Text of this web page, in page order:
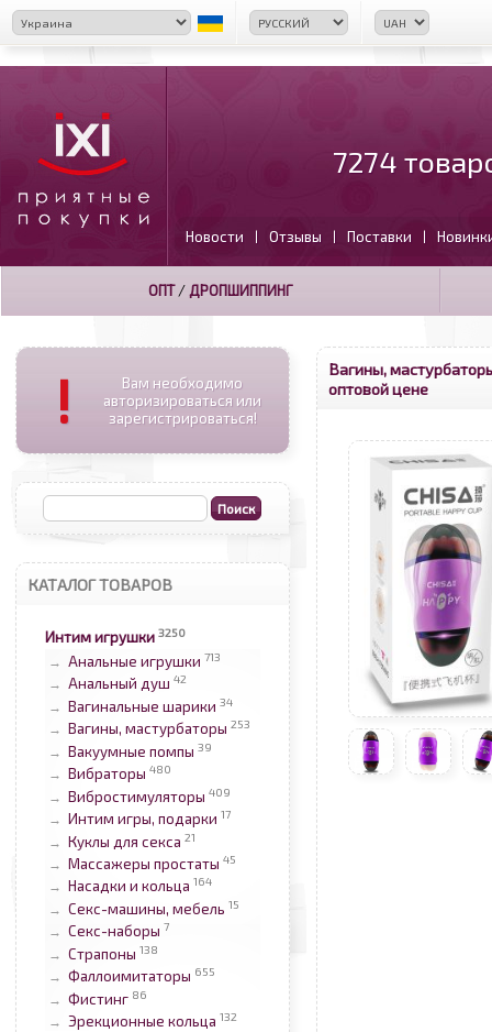
7274
Новости | Отзывы | Поставки |
ОПТ/ ДРОПШИППИНГ
!
Вам необходимо
авторизироваться или
зарегистрироваться!
КАТАЛОГ ТОВАРОВ
Интим игрушки 3250
→ Анальные игрушки 713
→ Анальный душ 42
→ Вагинальные шарики 34
→ Вагины, мастурбаторы 253
→ Вакуумные помпы 39
→ Вибраторы 480
→ Вибростимуляторы 409
→ Интим игры, подарки 17
→ Куклы для секса 21
→ Массажеры простаты 45
→ Насадки и кольца 164
→ Секс-машины, мебель 15
→ Секс-наборы 7
→ Страпоны 138
→ Фаллоимитаторы 655
→ Фистинг 86
→ Эрекционные кольца 132
Вагины,
оптовой цене